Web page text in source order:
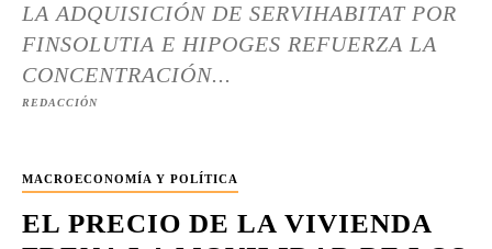
LA ADQUISICIÓN DE SERVIHABITAT POR
FINSOLUTIA E HIPOGES REFUERZA LA
CONCENTRACIÓN...
REDACCIÓN
MACROECONOMÍA Y POLÍTICA
EL PRECIO DE LA VIVIENDA